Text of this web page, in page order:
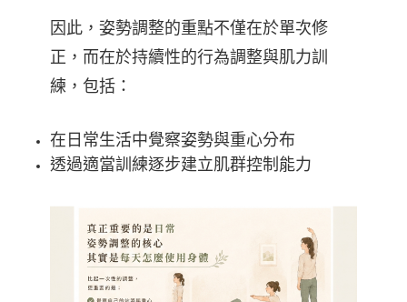
因此，姿勢調整的重點不僅在於單次修
正，而在於持續性的行為調整與肌力訓
練，包括：
在日常生活中覺察姿勢與重心分布
透過適當訓練逐步建立肌群控制能力